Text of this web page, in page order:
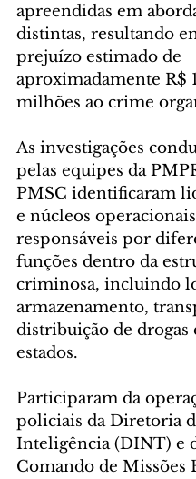
apreendidas em
distintas, resultando
prejuízo estimado de
aproximadamente R$
milhões ao crime
As investigações
pelas equipes da
PMSC identificaram
e núcleos operacionais
responsáveis por
funções dentro da
criminosa, incluindo
armazenamento,
distribuição de drogas
estados.
Participaram da
policiais da Diretoria
Inteligência (DINT) e
Comando de Missões